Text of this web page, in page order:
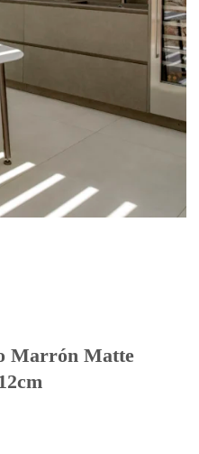
Marrón Matte